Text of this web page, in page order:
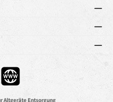
Website
Altgeräte Entsorgung